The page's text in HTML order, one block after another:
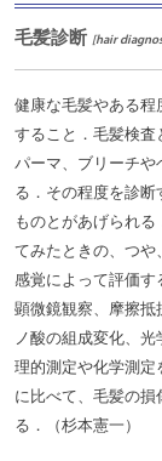
毛髪診断 [hair
健康な毛髪やある程
すること．毛髪検査
パーマ、ブリーチや
る．その程度を診
ものとがあげられ
てみたときの、つや
感覚によって評価す
顕微鏡観察、摩擦抵
ノ酸の組成変化、
理的測定や化学測定
に比べて、毛髪の
る．（杉本憲一）